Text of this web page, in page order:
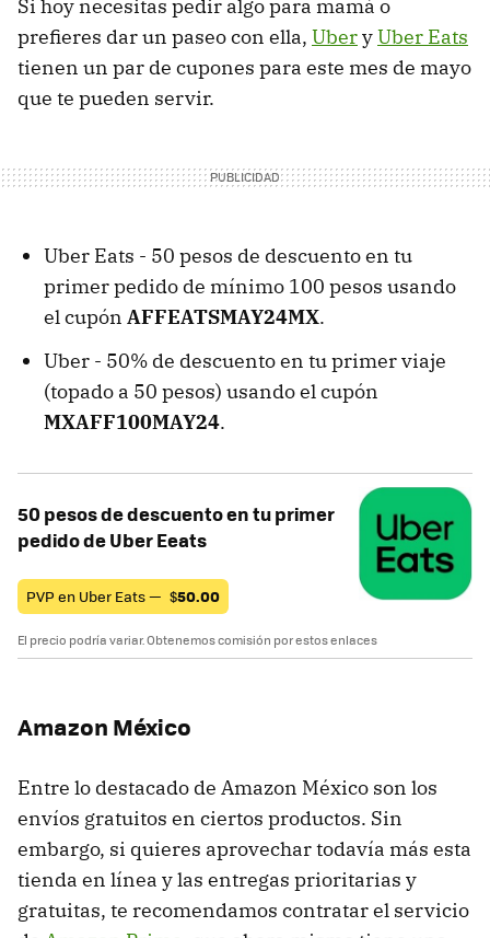
Si hoy necesitas pedir algo para mamá o
prefieres dar un paseo con ella, UberyUber Eats
tienen un par de cupones para este mes de mayo
que te pueden servir.
Uber Eats - 50 pesos de descuento en tu
primer pedido de mínimo 100 pesos usando
el cupón AFFEATSMAY24MX.
Uber - 50% de descuento en tu primer viaje
(topado a 50 pesos) usando el cupón
MXAFF100MAY24.
50 pesos de descuento en tu primer
pedido de Uber Eeats
PVP en Uber Eats — $50.00
El precio podría variar. Obtenemos comisión por estos enlaces
Amazon México
Entre lo destacado de Amazon México son los
envíos gratuitos en ciertos productos. Sin
embargo, si quieres aprovechar todavía más esta
tienda en línea y las entregas prioritarias y
gratuitas, te recomendamos contratar el servicio